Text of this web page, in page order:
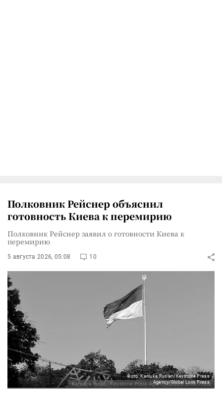
Полковник Рейснер объяснил
готовность Киева к перемирию
Полковник Рейснер заявил о готовности Киева к
перемирию
5 августа 2026, 05:08 10
Фото: Kaniuka Ruslan/Keystone Press
Agency/Global Look Press